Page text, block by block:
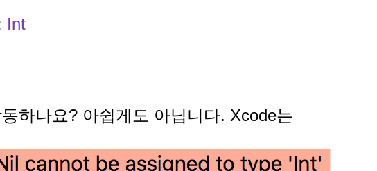
Int
하나요? 아쉽게도 아닙니다. Xcode는